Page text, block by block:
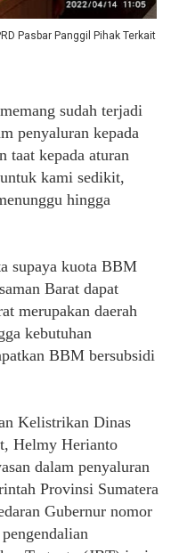
Pasbar Panggil Pihak Terkait
sudah terjadi
penyaluran kepada
taat kepada aturan
kami sedikit,
hingga
supaya kuota BBM
Barat dapat
merupakan daerah
kebutuhan
BBM bersubsidi
Kelistrikan Dinas
Helmy Herianto
dalam penyaluran
Provinsi Sumatera
Gubernur nomor